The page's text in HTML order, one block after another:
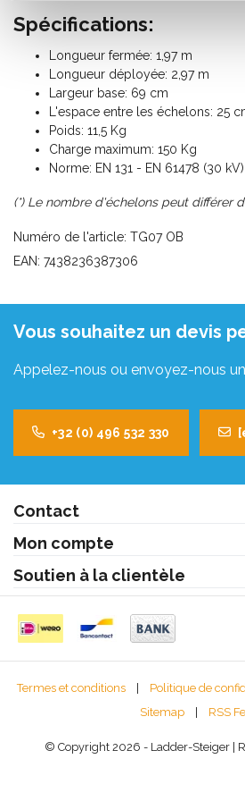
Spécifications:
Longueur fermée: 1,97 m
Longueur déployée: 2,97 m
Largeur base: 69 cm
L'espace entre les échelons: 25
Poids: 11,5 Kg
Charge maximum: 150 Kg
Norme: EN 131 - EN 61478 (30 kV)
(*) Le nombre d'échelons peut différer
Numéro de l'article: TG07 OB
EAN: 7438236387306
Vous souhaitez un devis
Appelez-nous ou envoyez-nous
+32 (0) 496 532 330
Contact
Mon compte
Soutien à la clientèle
Termes et conditions | Politique de
Sitemap
| RSS
© Copyright 2026 - Ladder-Steiger |